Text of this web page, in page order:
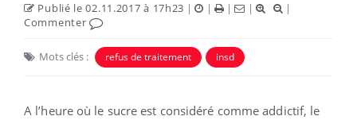
Publié le 02.11.2017 à 17h23 | | | |
|
Commenter
Mots clés : refus de traitement insd
A l’heure où le sucre est considéré comme addictif, le